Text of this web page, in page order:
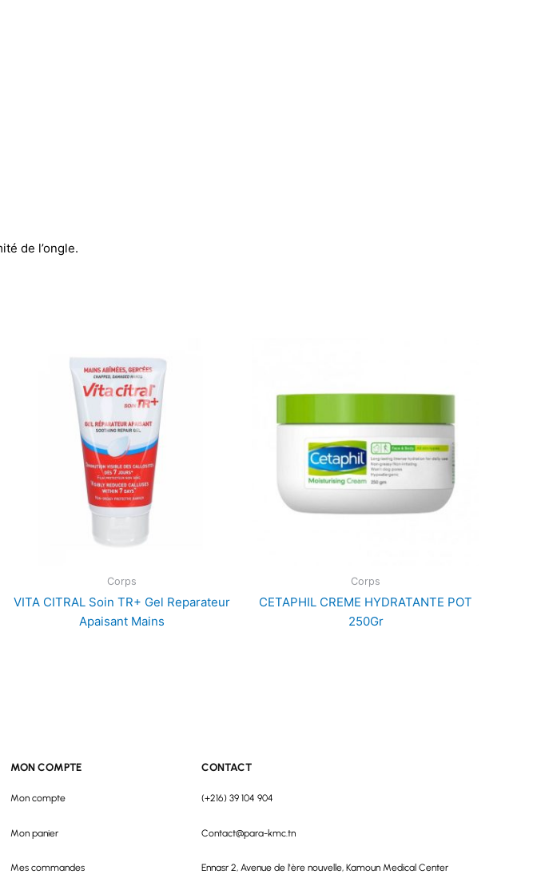
de l’ongle.
Corps
VITA CITRAL Soin TR+ Gel Reparateur
Apaisant Mains
Corps
CETAPHIL CREME HYDRATANTE POT
250Gr
MON COMPTE
Mon compte
Mon panier
Mes commandes
CONTACT
(+216) 39 104 904
Contact@para-kmc.tn
Ennasr 2, Avenue de l'ère nouvelle, Kamoun Medical Center